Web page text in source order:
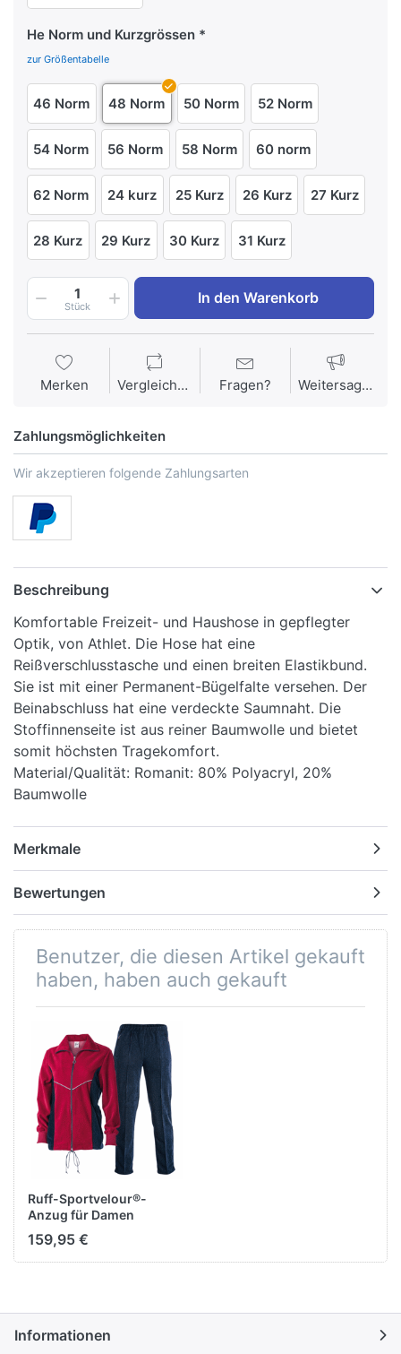
He Norm und Kurzgrössen
zur Größentabelle
46 Norm 48 Norm 50 Norm 52 Norm
54 Norm 56 Norm 58 Norm 60 norm
62 Norm 24 kurz 25 Kurz 26 Kurz 27 Kurz
28 Kurz 29 Kurz 30 Kurz 31 Kurz
1
Stück In den Warenkorb
Merken Vergleichen Fragen? Weitersagen
Zahlungsmöglichkeiten
Wir akzeptieren folgende Zahlungsarten
Beschreibung
Komfortable Freizeit- und Haushose in gepflegter
Optik, von Athlet. Die Hose hat eine
Reißverschlusstasche und einen breiten Elastikbund.
Sie ist mit einer Permanent-Bügelfalte versehen. Der
Beinabschluss hat eine verdeckte Saumnaht. Die
Stoffinnenseite ist aus reiner Baumwolle und bietet
somit höchsten Tragekomfort.
Material/Qualität: Romanit: 80% Polyacryl, 20%
Baumwolle
Merkmale
Bewertungen
Benutzer, die diesen Artikel gekauft
haben, haben auch gekauft
Ruff-Sportvelour®-
Anzug für Damen
159,95 €
Informationen